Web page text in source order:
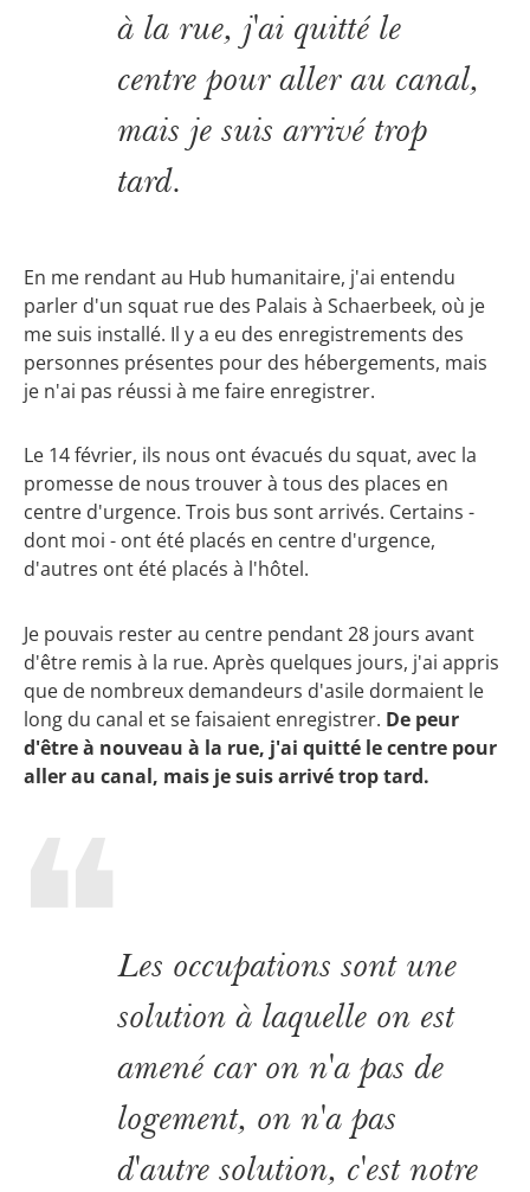
à la rue, j'ai quitté le
centre pour aller au canal,
mais je suis arrivé trop
tard.
En me rendant au Hub humanitaire, j'ai entendu
parler d'un squat rue des Palais à Schaerbeek, où je
me suis installé. Il y a eu des enregistrements des
personnes présentes pour des hébergements, mais
je n'ai pas réussi à me faire enregistrer.
Le 14 février, ils nous ont évacués du squat, avec la
promesse de nous trouver à tous des places en
centre d'urgence. Trois bus sont arrivés. Certains -
dont moi - ont été placés en centre d'urgence,
d'autres ont été placés à l'hôtel.
Je pouvais rester au centre pendant 28 jours avant
d'être remis à la rue. Après quelques jours, j'ai appris
que de nombreux demandeurs d'asile dormaient le
long du canal et se faisaient enregistrer. De peur
d'être à nouveau à la rue, j'ai quitté le centre pour
aller au canal, mais je suis arrivé trop tard.
Les occupations sont une
solution à laquelle on est
amené car on n'a pas de
logement, on n'a pas
d'autre solution, c'est notre